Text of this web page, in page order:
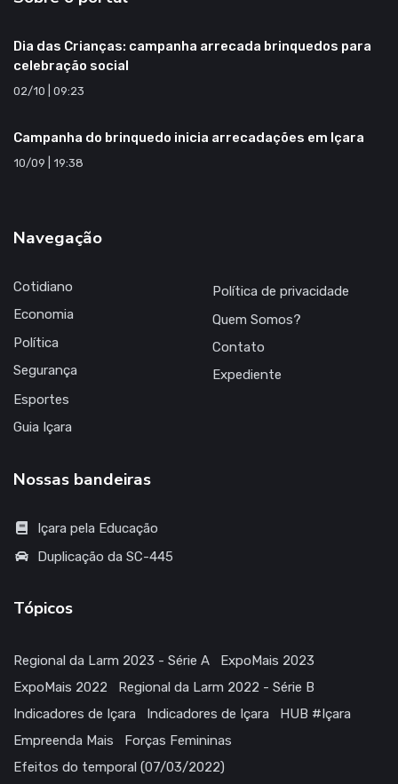
Dia das Crianças: campanha arrecada brinquedos para
celebração social
02/10 | 09:23
Campanha do brinquedo inicia arrecadações em Içara
10/09 | 19:38
Navegação
Cotidiano
Economia
Política
Segurança
Esportes
Guia Içara
Política de privacidade
Quem Somos?
Contato
Expediente
Nossas bandeiras
Içara pela Educação
Duplicação da SC-445
Tópicos
Regional da Larm 2023 - Série A
ExpoMais 2023
ExpoMais 2022
Regional da Larm 2022 - Série B
Indicadores de Içara
Indicadores de Içara
HUB #Içara
Empreenda Mais
Forças Femininas
Efeitos do temporal (07/03/2022)